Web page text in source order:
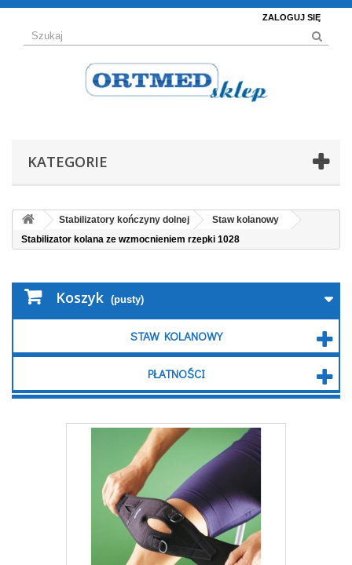
ZALOGUJ SIĘ
KATEGORIE
Stabilizatory kończyny dolnej
Staw kolanowy
Stabilizator kolana ze wzmocnieniem rzepki 1028
Koszyk (pusty)
STAW KOLANOWY
PŁATNOŚCI